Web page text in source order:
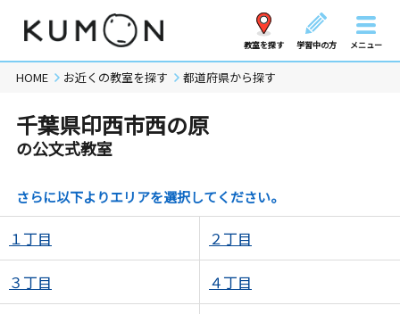
教室を探す 学習中の方 メニュー
HOME お近くの教室を探す 都道府県から探す
千葉県印西市西の原
の公文式教室
さらに以下よりエリアを選択してください。
１丁目 ２丁目
３丁目 ４丁目